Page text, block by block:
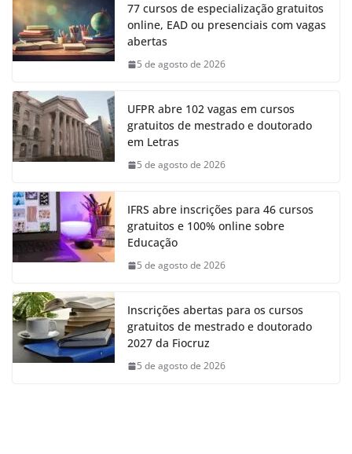
77 cursos de especialização gratuitos
online, EAD ou presenciais com vagas
abertas
5 de agosto de 2026
UFPR abre 102 vagas em cursos
gratuitos de mestrado e doutorado
em Letras
5 de agosto de 2026
IFRS abre inscrições para 46 cursos
gratuitos e 100% online sobre
Educação
5 de agosto de 2026
Inscrições abertas para os cursos
gratuitos de mestrado e doutorado
2027 da Fiocruz
5 de agosto de 2026